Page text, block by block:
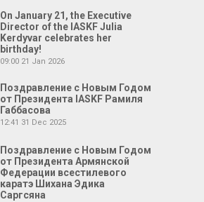
On January 21, the Executive
Director of the IASKF Julia
Kerdyvar celebrates her
birthday!
09:00 21 Jan 2026
Поздравление с Новым Годом
от Президента IASKF Рамиля
Габбасова
12:41 31 Dec 2025
Поздравление с Новым Годом
от Президента Армянской
Федерации всестилевого
каратэ Шихана Эдика
Саргсяна